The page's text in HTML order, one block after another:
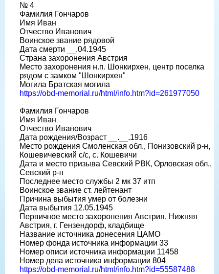
№ 4
Фамилия Гончаров
Имя Иван
Отчество Иванович
Воинское звание рядовой
Дата смерти __.04.1945
Страна захоронения Австрия
Место захоронения н.п. Шонкирхен, центр поселка
рядом с замком "Шонкирхен"
Могила Братская могила
https://obd-memorial.ru/html/info.htm?id=261977050
Фамилия Гончаров
Имя Иван
Отчество Иванович
Дата рождения/Возраст __.__.1916
Место рождения Смоленская обл., Понизовский р-н,
Кошевичевский с/с, с. Кошевичи
Дата и место призыва Севский РВК, Орловская обл.,
Севский р-н
Последнее место службы 2 мк 37 итп
Воинское звание ст. лейтенант
Причина выбытия умер от болезни
Дата выбытия 12.05.1945
Первичное место захоронения Австрия, Нижняя
Австрия, г. Гензендорф, кладбище
Название источника донесения ЦАМО
Номер фонда источника информации 33
Номер описи источника информации 11458
Номер дела источника информации 804
https://obd-memorial.ru/html/info.htm?id=55587488